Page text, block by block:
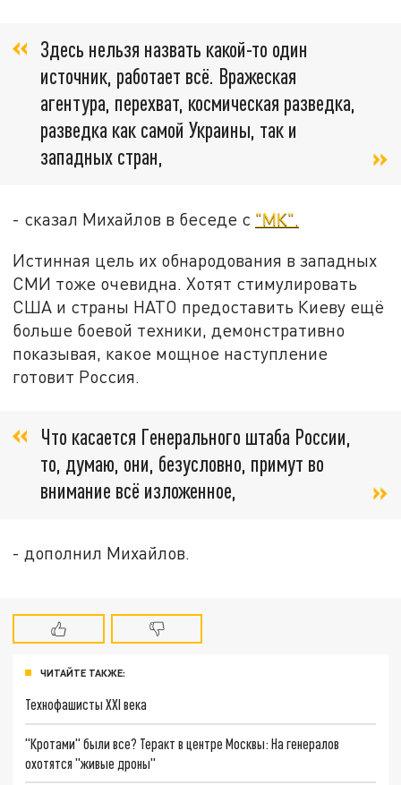
Здесь нельзя назвать какой-то один
источник, работает всё. Вражеская
агентура, перехват, космическая разведка,
разведка как самой Украины, так и
западных стран,
- сказал Михайлов в беседе с "МК".
Истинная цель их обнародования в западных
СМИ тоже очевидна. Хотят стимулировать
США и страны НАТО предоставить Киеву ещё
больше боевой техники, демонстративно
показывая, какое мощное наступление
готовит Россия.
Что касается Генерального штаба России,
то, думаю, они, безусловно, примут во
внимание всё изложенное,
- дополнил Михайлов.
ЧИТАЙТЕ ТАКЖЕ:
Технофашисты XXI века
"Кротами" были все? Теракт в центре Москвы: На генералов
охотятся "живые дроны"